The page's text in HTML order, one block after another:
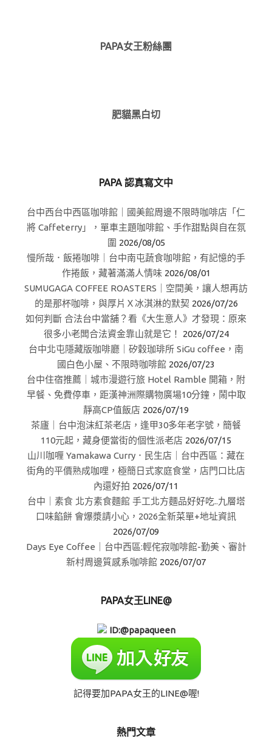
PAPA女王粉絲團
肥貓黑白切
PAPA 認真寫文中
台中西台中西區咖啡館｜國美館周邊不限時咖啡店「仁
將 Caffeterry」，單車主題咖啡館、手作甜點與自在氛
圍 2026/08/05
慢所哉．飯捲咖啡｜台中南屯蔬食咖啡館，有記憶的手
作捲飯，藏著滿滿人情味 2026/08/01
SUMUGAGA COFFEE ROASTERS｜空間美，讓人想再訪
的是那杯咖啡，與厚片Ｘ冰淇淋的默契 2026/07/26
如何判斷 合法台中當舖？看《大生意人》才發現：原來
很多小老闆合法資金靠山就是它！
2026/07/24
台中北屯隱藏版咖啡廳｜矽穀珈琲所 SiGu coffee，南
國白色小屋、不限時咖啡館 2026/07/23
台中住宿推薦｜城市漫遊行旅 Hotel Ramble 開箱，附
早餐、免費停車，距漢神洲際購物廣場10分鐘，鬧中取
靜高CP值飯店 2026/07/19
茶廬｜台中泡沫紅茶老店，逢甲30多年老字號，簡餐
110元起，藏身便當街的個性派老店 2026/07/15
山川咖喱 Yamakawa Curry．民生店｜台中西區：藏在
街角的平價熟成咖哩，極簡日式家庭食堂，店門口比店
內還好拍 2026/07/11
台中｜素食 北方素食麵館 手工北方麵品好好吃..九層塔
口味餡餅 會爆漿請小心，2026全新菜單+地址資訊
2026/07/09
Days Eye Coffee｜台中西區:輕侘寂咖啡館-勤美、審計
新村周邊質感系咖啡館 2026/07/07
PAPA女王LINE@
ID:@papaqueen
記得要加PAPA女王的LINE@喔!
熱門文章